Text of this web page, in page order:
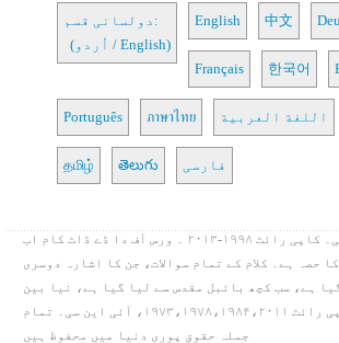
دولسانی قسم:
(اُردو / English)
English 中文
Français 한국어
Português ภาษาไทย اللغة العربية
தமிழ் తెలుగు فارسی
ہائی لائٹ آئی این سی۔ کاپی رائٹ ۱۹۹۸-۲۰۱۳ ۔ ورس آف دا ڈے ڈاٹ کام اب
حصہ ہے۔ کلام کے تمام سوالات، جن کا اشارہ دوسری
ہے، سب کچھ بائبل مقدس سے لیا گیا ہے، نیا بین
الاقوامی قسم۔ کاپی رائٹ ۱۹۷۳،۱۹۷۸،۱۹۸۴،۲۰۱۱، آئی این سی۔ تمام
جملہ حقوق پوری دنیا میں محفوظ ہیں